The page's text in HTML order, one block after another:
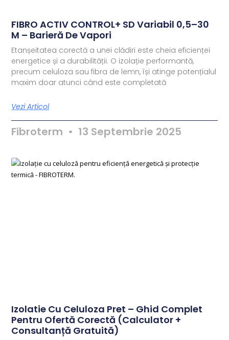
FIBRO ACTIV CONTROL+ SD Variabil 0,5–30
M – Barieră De Vapori
Etanșeitatea corectă a unei clădiri este cheia eficienței
energetice și a durabilității. O izolație performantă,
precum celuloza sau fibra de lemn, își atinge potențialul
maxim doar atunci când este completată
Vezi Articol
Fibroterm 13 Septembrie 2025
Izolatie Cu Celuloza Pret – Ghid Complet
Pentru Ofertă Corectă (Calculator +
Consultanță Gratuită)